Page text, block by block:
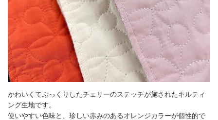
かわいくてぷっくりしたチェリーのステッチが施されたキルティ
ング生地です。
使いやすい色味と、珍しい赤みのあるオレンジカラーが個性的で